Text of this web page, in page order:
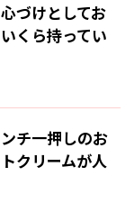
づけとしてお
くら持ってい
チ一押しのお
クリームが人